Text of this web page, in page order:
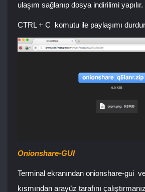
ulaşım sağlanıp dosya indirilimi yapılır.
CTRL + C komutu ile paylaşımı
Onionshare-GUI
Terminal ekranından onionshare-gui
kısmından arayüz tarafını